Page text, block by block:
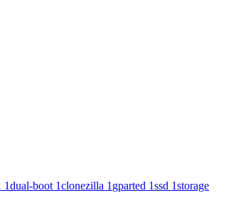
1dual-boot 1clonezilla 1 gparted 1ssd 1storage